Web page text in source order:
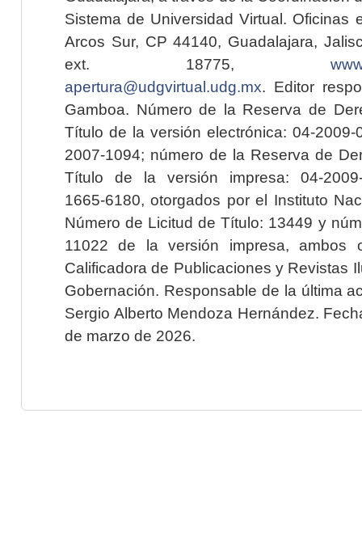
Sistema de Universidad Virtual. Oficinas
Arcos Sur, CP 44140, Guadalajara,
ext. 18775,
apertura@udgvirtual.udg.mx. Editor
Gamboa. Número de la Reserva de
Título de la versión electrónica: 04-2009-
2007-1094; número de la Reserva de
Título de la versión impresa: 04-2009-
1665-6180, otorgados por el Instituto
Número de Licitud de Título: 13449 y
11022 de la versión impresa, ambos
Calificadora de Publicaciones y Revistas
Gobernación. Responsable de la última
Sergio Alberto Mendoza Hernández.
de marzo de 2026.